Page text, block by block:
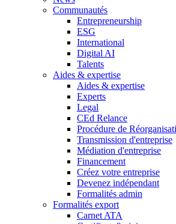
Communautés
Entrepreneurship
ESG
International
Digital AI
Talents
Aides & expertise
Aides & expertise
Experts
Legal
CEd Relance
Procédure de
Transmission d'entreprise
Médiation d'entreprise
Financement
Créez votre entreprise
Devenez indépendant
Formalités admin
Formalités export
Carnet ATA